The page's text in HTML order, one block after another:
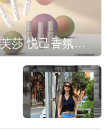
IPSA茵芙莎 悦己香氛凝露上市